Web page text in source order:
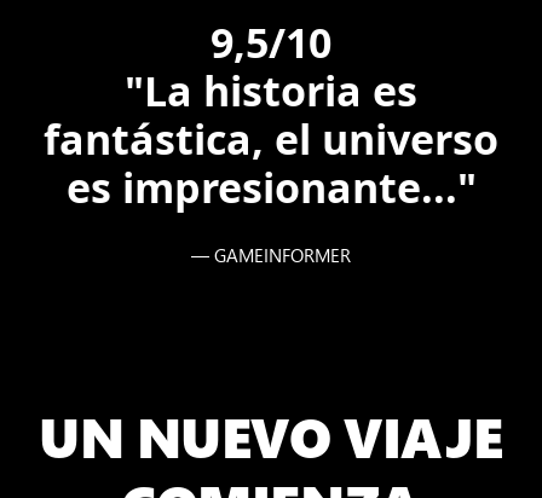
9,5/10
"La historia es
fantástica, el universo
es impresionante..."
— GAMEINFORMER
UN NUEVO VIAJE